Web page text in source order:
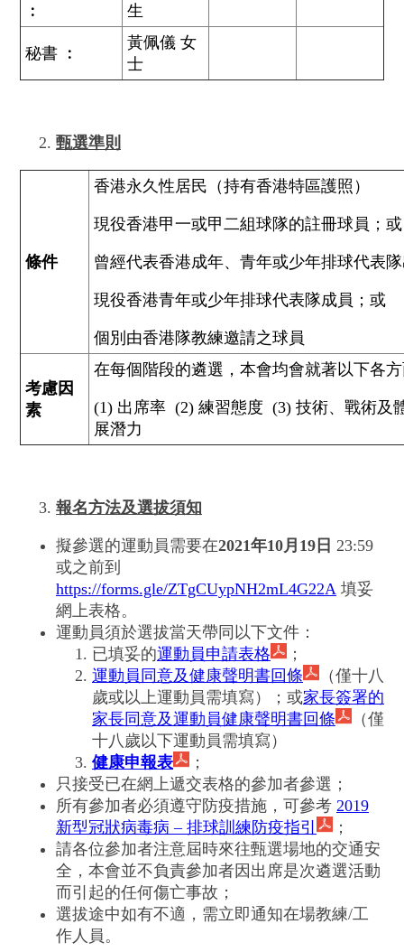
︰
生
秘書 ︰
黃佩儀 女
士
甄選準則
條件
香港永久性居民（持有香港特區護照）
現役香港甲一或甲二組球隊的註冊球員；或
曾經代表香港成年、青年或少年排球代表
現役香港青年或少年排球代表隊成員；或
個別由香港隊教練邀請之球員
考慮因
素
在每個階段的遴選，本會均會就著以下各
(1) 出席率 (2) 練習態度 (3) 技術、戰術及
展潛力
報名方法及選拔須知
擬參選的運動員需要在2021年10月19 日 23:59
或之前到
https://forms.gle/ZTgCUypNH2mL4G22A 填妥
網上表格。
運動員須於選拔當天帶同以下文件：
已填妥的運動員申請表格
；
運動員同意及健康聲明書回條
（僅十八
歲或以上運動員需填寫）；或家長簽署的
家長同意及運動員健康聲明書回條
（僅
十八歲以下運動員需填寫）
健康申報表
；
只接受已在網上遞交表格的參加者參選；
所有參加者必須遵守防疫措施，可參考 2019
新型冠狀病毒病 – 排球訓練防疫指引
；
請各位參加者注意屆時來往甄選場地的交通安
全，本會並不負責參加者因出席是次遴選活動
而引起的任何傷亡事故；
選拔途中如有不適，需立即通知在場教練/工
作人員。